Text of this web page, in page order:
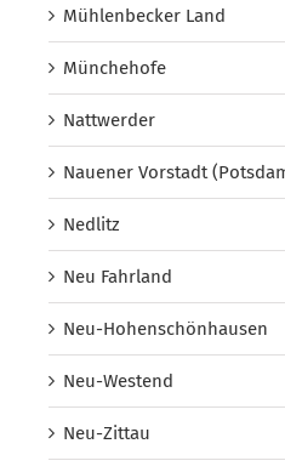
Mühlenbecker Land
Münchehofe
Nattwerder
Nauener Vorstadt
Nedlitz
Neu Fahrland
Neu-Hohenschönhausen
Neu-Westend
Neu-Zittau